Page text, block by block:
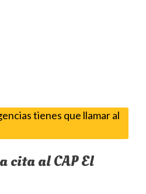
tienes que llamar al
cita al CAP El